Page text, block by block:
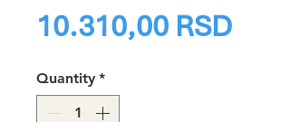
10.310,00 RSDPrice
Quantity *